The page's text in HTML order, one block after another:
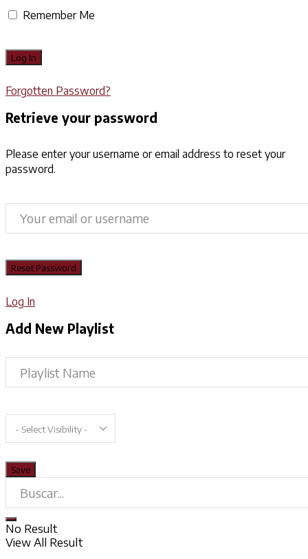
Remember Me
Forgotten Password?
Retrieve your password
Please enter your username or email address to reset your
password.
Log In
Add New Playlist
No Result
View All Result